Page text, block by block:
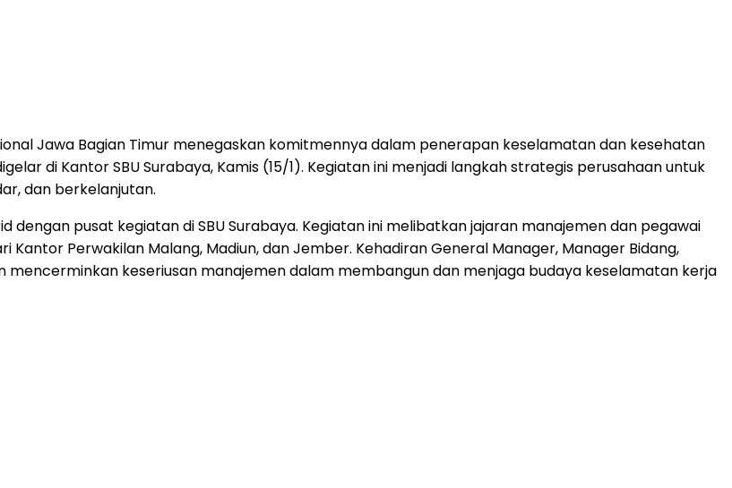
Jawa Bagian Timur menegaskan komitmennya dalam penerapan keselamatan dan kesehatan
di Kantor SBU Surabaya, Kamis (15/1). Kegiatan ini menjadi langkah strategis perusahaan untuk
dan berkelanjutan.
dengan pusat kegiatan di SBU Surabaya. Kegiatan ini melibatkan jajaran manajemen dan pegawai
Kantor Perwakilan Malang, Madiun, dan Jember. Kehadiran General Manager, Manager Bidang,
mencerminkan keseriusan manajemen dalam membangun dan menjaga budaya keselamatan kerja